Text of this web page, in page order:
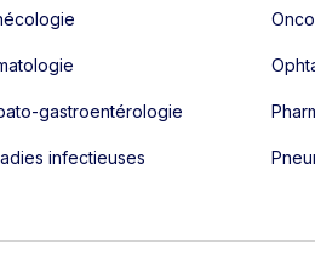
gastroentérologie
infectieuses